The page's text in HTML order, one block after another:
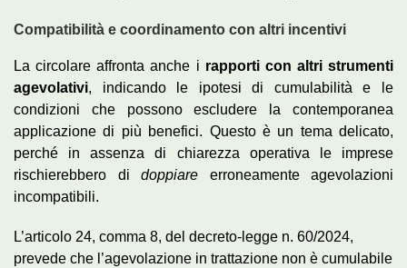
Compatibilità e coordinamento con altri incentivi
La circolare affronta anche i rapporti con altri strumenti
agevolativi, indicando le ipotesi di cumulabilità e le
condizioni che possono escludere la contemporanea
applicazione di più benefici. Questo è un tema delicato,
perché in assenza di chiarezza operativa le imprese
rischierebbero di doppiare erroneamente agevolazioni
incompatibili.
L’articolo 24, comma 8, del decreto-legge n. 60/2024,
prevede che l’agevolazione in trattazione non è cumulabile